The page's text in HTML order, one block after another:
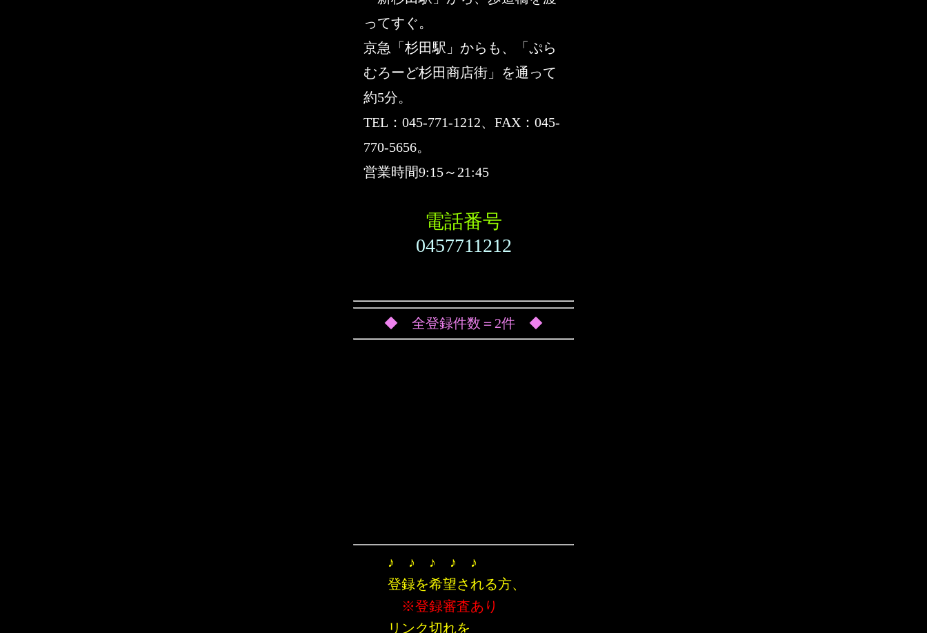
ってすぐ。
京急「杉田駅」からも、「ぷら
むろーど杉田商店街」を通って
約5分。
TEL：045-771-1212、FAX：045-
770-5656。
営業時間9:15～21:45
電話番号
0457711212
◆ 全登録件数＝2件 ◆
♪ ♪ ♪ ♪ ♪
登録を希望される方、
※登録審査あり
リンク切れを